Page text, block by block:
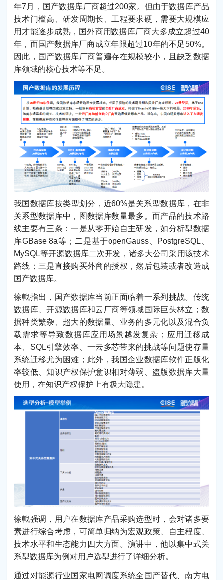
年7月，国产数据库厂商超过200家。但由于数据库产品
技术门槛高、研发周期长、工程要求硬，需要大规模应
用才能逐步成熟，国外商用数据库厂商大多成立超过40
年，而国产数据库厂商成立年限超过10年的不足50%。
因此，国产数据库厂商普遍存在规模较小，且缺乏数据
库领域的核心技术等不足。
我国数据库按类型划分，近60%是关系型数据库，在非
关系型数据库中，图数据库数量最多。而产品的技术路
线主要有三条：一是从零开始自主研发，如分析型数据
库GBase 8a等；二是基于openGauss、PostgreSQL、
MySQL等开源数据库二次开发，诸多大公司采用该技术
路线；三是直接购买外商的授权，然后包装或者改造成
国产数据库。
徐戟指出，国产数据库当前正面临着一系列挑战。传统
数据库、开源数据库和云厂商等领域国际巨头林立；数
据种类繁杂、超大的数据量、业务的多元化以及混合负
载需求等导致数据库应用场景越发复杂；应用迁移成
本、SQL引擎效率、一云多芯带来的挑战等问题使存量
系统迁移尤为困难；此外，我国企业数据库软件正版化
率较低、知识产权保护意识相对薄弱、盗版数据库大量
使用，在知识产权保护上有极大隐患。
徐戟强调，用户在数据库产品采购选型时，会对诸多要
素进行综合考虑，可简单归纳为宏观政策、自主程度、
技术水平和生态能力四大方面。演讲中，他以集中式关
系型数据库为例对用户选型进行了详细分析。
通过对能源行业国家电网调度系统全国产替代、南方电